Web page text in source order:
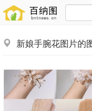
新娘手腕花图片的